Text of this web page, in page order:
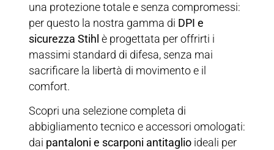
una protezione totale e senza compromessi:
per questo la nostra gamma di DPI e
sicurezza Stihl è progettata per offrirti i
massimi standard di difesa, senza mai
sacrificare la libertà di movimento e il
comfort.
Scopri una selezione completa di
abbigliamento tecnico e accessori omologati:
dai pantaloni e scarponi antitaglioideali per